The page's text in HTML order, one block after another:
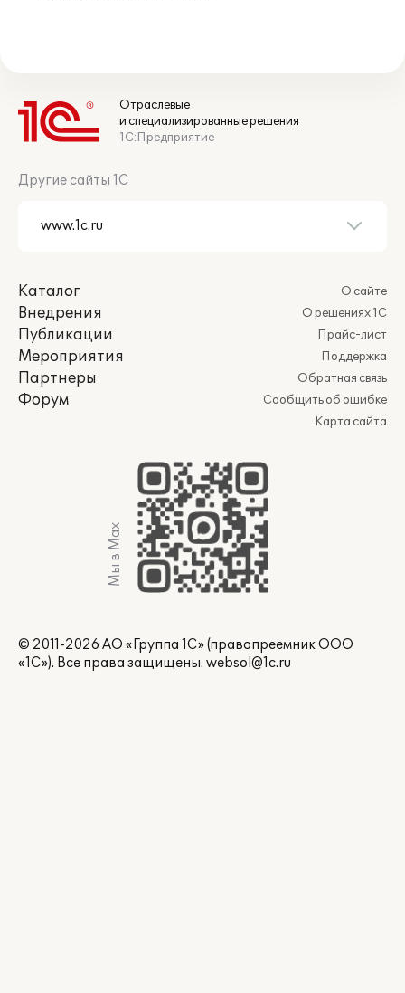
Отраслевые
и специализированные решения
1С:Предприятие
Другие сайты 1С
Каталог
Внедрения
Публикации
Мероприятия
Партнеры
Форум
О сайте
О решениях 1С
Прайс-лист
Поддержка
Обратная связь
Сообщить об ошибке
Карта сайта
Мы в Max
© 2011-2026 АО «Группа 1С» (правопреемник ООО
«1С»). Все права защищены. websol@1c.ru